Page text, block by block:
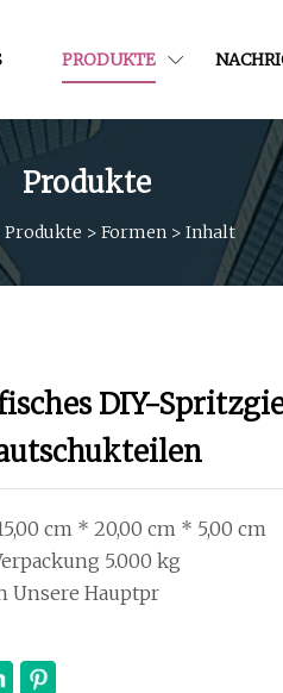
PRODUKTE
Produkte
Produkte > Formen > Inhalt
DIY-
cm * 20,00 cm * 5,00 cm
5.000 kg
Unsere Hauptpr